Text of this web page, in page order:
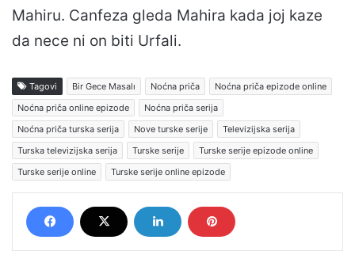
Mahiru. Canfeza gleda Mahira kada joj kaze
da nece ni on biti Urfali.
Tagovi Bir Gece Masalı Noćna priča
Noćna priča epizode online
Noćna priča online epizode
Noćna priča serija
Noćna priča turska serija
Nove turske serije
Televizijska serija
Turska televizijska serija
Turske serije
Turske serije epizode online
Turske serije online
Turske serije online epizode